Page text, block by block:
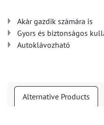
Akár gazdik számára is
Gyors és biztonságos
Autoklávozható
Alternative Products